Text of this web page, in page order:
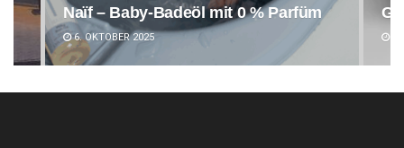
Naïf – Baby-Badeöl mit 0 % Parfüm
6. OKTOBER 2025